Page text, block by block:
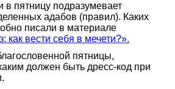
в пятницу подразумевает
адабов (правил). Каких
писали в материале
как вести себя в мечети?».
пятницы,
должен быть дресс-код при